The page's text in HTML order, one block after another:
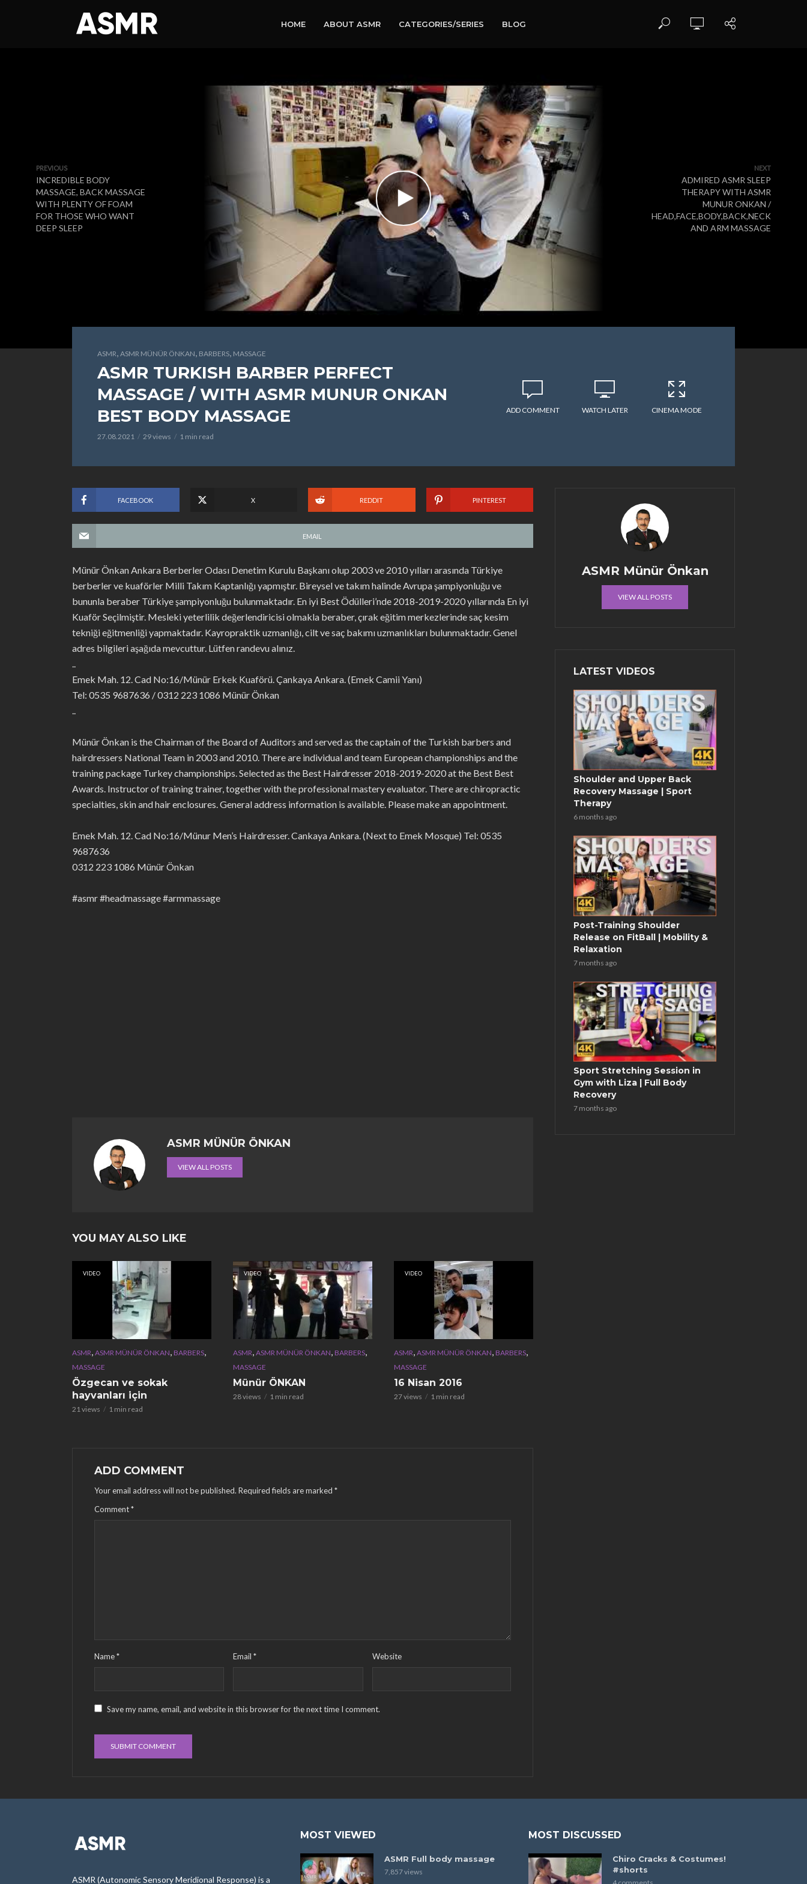
HOME ABOUT ASMR CATEGORIES/SERIES BLOG
PREVIOUS
INCREDIBLE BODY
MASSAGE, BACK MASSAGE
WITH PLENTY OF FOAM
FOR THOSE WHO WANT
DEEP SLEEP
NEXT
ADMIRED ASMR SLEEP
THERAPY WITH ASMR
MUNUR ONKAN /
HEAD,FACE,BODY,BACK,NECK
AND ARM MASSAGE
ASMR, ASMR MÜNÜR ÖNKAN, BARBERS, MASSAGE
ASMR TURKISH BARBER PERFECT
MASSAGE / WITH ASMR MUNUR ONKAN
BEST BODY MASSAGE
27.08.2021 29 views 1 min read
ADD COMMENT WATCH LATER CINEMA MODE
FACEBOOK X REDDIT PINTEREST
EMAIL
Münür Önkan Ankara Berberler Odası Denetim Kurulu Başkanı olup 2003 ve 2010 yılları arasında Türkiye
berberler ve kuaförler Milli Takım Kaptanlığı yapmıştır. Bireysel ve takım halinde Avrupa şampiyonluğu ve
bununla beraber Türkiye şampiyonluğu bulunmaktadır. En iyi Best Ödülleri’nde 2018-2019-2020 yıllarında En iyi
Kuaför Seçilmiştir. Mesleki yeterlilik değerlendiricisi olmakla beraber, çırak eğitim merkezlerinde saç kesim
tekniği eğitmenliği yapmaktadır. Kayropraktik uzmanlığı, cilt ve saç bakımı uzmanlıkları bulunmaktadır. Genel
adres bilgileri aşağıda mevcuttur. Lütfen randevu alınız.
..
Emek Mah. 12. Cad No:16/Münür Erkek Kuaförü. Çankaya Ankara. (Emek Camii Yanı)
Tel: 0535 9687636 / 0312 223 1086 Münür Önkan
..
Münür Önkan is the Chairman of the Board of Auditors and served as the captain of the Turkish barbers and
hairdressers National Team in 2003 and 2010. There are individual and team European championships and the
training package Turkey championships. Selected as the Best Hairdresser 2018-2019-2020 at the Best Best
Awards. Instructor of training trainer, together with the professional mastery evaluator. There are chiropractic
specialties, skin and hair enclosures. General address information is available. Please make an appointment.
Emek Mah. 12. Cad No:16/Münur Men’s Hairdresser. Cankaya Ankara. (Next to Emek Mosque) Tel: 0535
9687636
0312 223 1086 Münür Önkan
#asmr #headmassage #armmassage
ASMR MÜNÜR ÖNKAN
VIEW ALL POSTS
YOU MAY ALSO LIKE
VIDEO
ASMR, ASMR MÜNÜR ÖNKAN, BARBERS,
MASSAGE
Özgecan ve sokak
hayvanları için
21 views 1 min read
VIDEO
ASMR, ASMR MÜNÜR ÖNKAN, BARBERS,
MASSAGE
Münür ÖNKAN
28 views 1 min read
VIDEO
ASMR, ASMR MÜNÜR ÖNKAN, BARBERS,
MASSAGE
16 Nisan 2016
27 views 1 min read
ADD COMMENT
Your email address will not be published. Required fields are marked *
Comment*
Name* Email* Website
Save my name, email, and website in this browser for the next time I comment.
ASMR Münür Önkan
VIEW ALL POSTS
LATEST VIDEOS
Shoulder and Upper Back
Recovery Massage | Sport
Therapy
6 months ago
Post-Training Shoulder
Release on FitBall | Mobility &
Relaxation
7 months ago
Sport Stretching Session in
Gym with Liza | Full Body
Recovery
7 months ago
ASMR (Autonomic Sensory Meridional Response) is a
MOST VIEWED
ASMR Full body massage
7,857 views
MOST DISCUSSED
Chiro Cracks & Costumes!
#shorts